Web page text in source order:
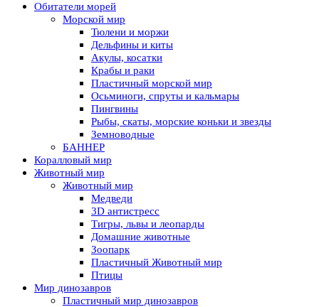
Обитатели морей
Морской мир
Тюлени и моржи
Дельфины и киты
Акулы, косатки
Крабы и раки
Пластичный морской мир
Осьминоги, спруты и кальмары
Пингвины
Рыбы, скаты, морские коньки и звезды
Земноводные
БАННЕР
Коралловый мир
Животный мир
Животный мир
Медведи
3D антистресс
Тигры, львы и леопарды
Домашние животные
Зоопарк
Пластичный Животный мир
Птицы
Мир динозавров
Пластичный мир динозавров